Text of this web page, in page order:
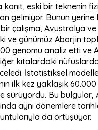
kanıt, eski bir teknenin
gelmiyor. Bunun
bir çalışma, Avustralya
ve günümüz Aborjin
genomu analiz etti ve
kıtalardaki
İstatistiksel
ilk kez yaklaşık
sürüyordu. Bu bulgular,
aynı dönemlere
da örtüşüyor.